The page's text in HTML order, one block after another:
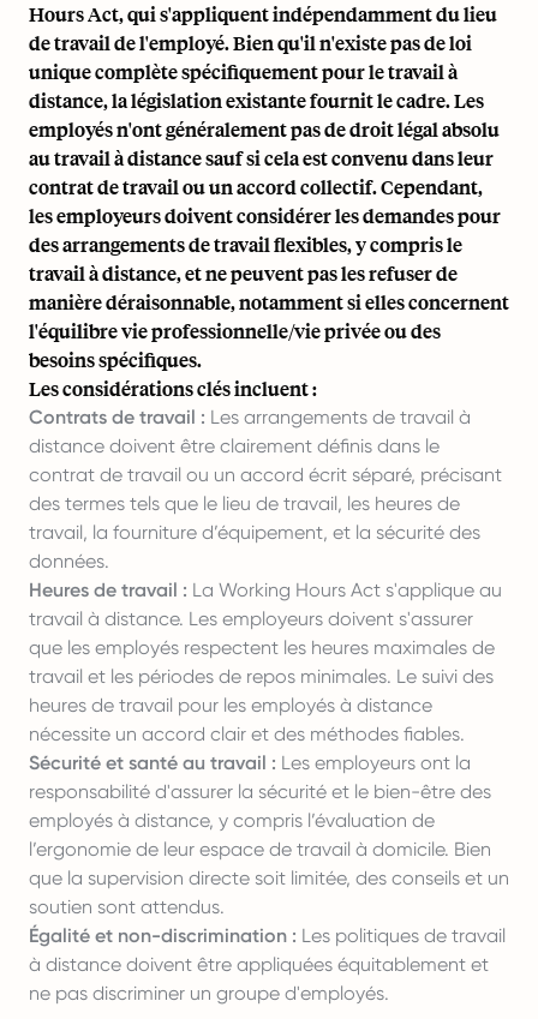
Hours Act, qui s'appliquent indépendamment du lieu
de travail de l'employé. Bien qu'il n'existe pas de loi
unique complète spécifiquement pour le travail à
distance, la législation existante fournit le cadre. Les
employés n'ont généralement pas de droit légal absolu
au travail à distance sauf si cela est convenu dans leur
contrat de travail ou un accord collectif. Cependant,
les employeurs doivent considérer les demandes pour
des arrangements de travail flexibles, y compris le
travail à distance, et ne peuvent pas les refuser de
manière déraisonnable, notamment si elles concernent
l'équilibre vie professionnelle/vie privée ou des
besoins spécifiques.
Les considérations clés incluent :
Contrats de travail : Les arrangements de travail à
distance doivent être clairement définis dans le
contrat de travail ou un accord écrit séparé, précisant
des termes tels que le lieu de travail, les heures de
travail, la fourniture d’équipement, et la sécurité des
données.
Heures de travail : La Working Hours Act s'applique au
travail à distance. Les employeurs doivent s'assurer
que les employés respectent les heures maximales de
travail et les périodes de repos minimales. Le suivi des
heures de travail pour les employés à distance
nécessite un accord clair et des méthodes fiables.
Sécurité et santé au travail : Les employeurs ont la
responsabilité d'assurer la sécurité et le bien-être des
employés à distance, y compris l’évaluation de
l’ergonomie de leur espace de travail à domicile. Bien
que la supervision directe soit limitée, des conseils et un
soutien sont attendus.
Égalité et non-discrimination : Les politiques de travail
à distance doivent être appliquées équitablement et
ne pas discriminer un groupe d'employés.